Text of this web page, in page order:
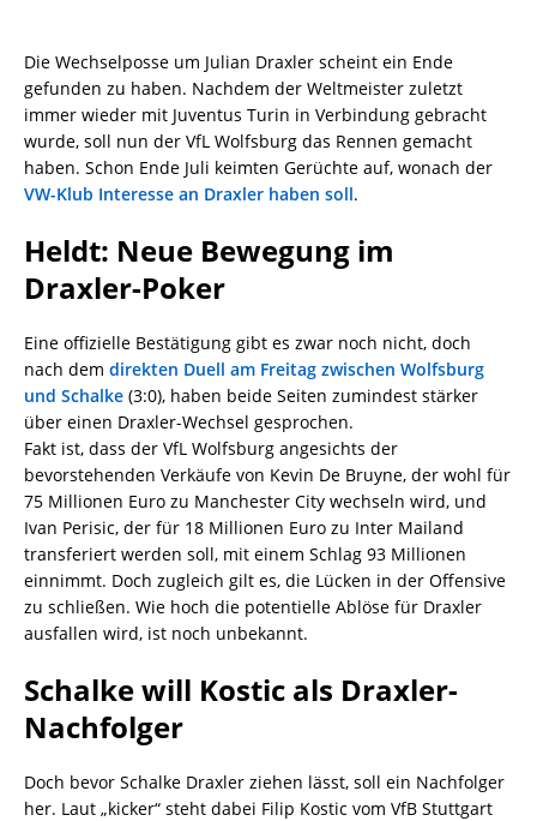
Die Wechselposse um Julian Draxler scheint ein Ende
gefunden zu haben. Nachdem der Weltmeister zuletzt
immer wieder mit Juventus Turin in Verbindung gebracht
wurde, soll nun der VfL Wolfsburg das Rennen gemacht
haben. Schon Ende Juli keimten Gerüchte auf, wonach der
VW-Klub Interesse an Draxler haben soll.
Heldt: Neue Bewegung im
Draxler-Poker
Eine offizielle Bestätigung gibt es zwar noch nicht, doch
nach dem direkten Duell am Freitag zwischen Wolfsburg
und Schalke (3:0), haben beide Seiten zumindest stärker
über einen Draxler-Wechsel gesprochen.
Fakt ist, dass der VfL Wolfsburg angesichts der
bevorstehenden Verkäufe von Kevin De Bruyne, der wohl für
75 Millionen Euro zu Manchester City wechseln wird, und
Ivan Perisic, der für 18 Millionen Euro zu Inter Mailand
transferiert werden soll, mit einem Schlag 93 Millionen
einnimmt. Doch zugleich gilt es, die Lücken in der Offensive
zu schließen. Wie hoch die potentielle Ablöse für Draxler
ausfallen wird, ist noch unbekannt.
Schalke will Kostic als Draxler-
Nachfolger
Doch bevor Schalke Draxler ziehen lässt, soll ein Nachfolger
her. Laut „kicker“ steht dabei Filip Kostic vom VfB Stuttgart